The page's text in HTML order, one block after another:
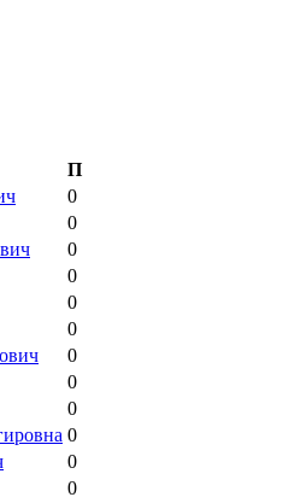
П
0
0
0
0
0
0
0
0
0
0
0
0